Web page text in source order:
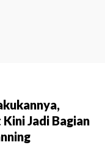
Jadi Bagian